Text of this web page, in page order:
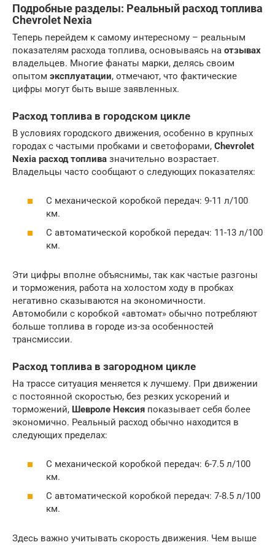
Подробные разделы: Реальный расход топлива
Chevrolet Nexia
Теперь перейдем к самому интересному – реальным
показателям расхода топлива, основываясь на отзывах
владельцев. Многие фанаты марки, делясь своим
опытом эксплуатации, отмечают, что фактические
цифры могут быть выше заявленных.
Расход топлива в городском цикле
В условиях городского движения, особенно в крупных
городах с частыми пробками и светофорами, Chevrolet
Nexia расход топлива значительно возрастает.
Владельцы часто сообщают о следующих показателях:
С механической коробкой передач: 9-11 л/100
км.
С автоматической коробкой передач: 11-13 л/100
км.
Эти цифры вполне объяснимы, так как частые разгоны
и торможения, работа на холостом ходу в пробках
негативно сказываются на экономичности.
Автомобили с коробкой «автомат» обычно потребляют
больше топлива в городе из-за особенностей
трансмиссии.
Расход топлива в загородном цикле
На трассе ситуация меняется к лучшему. При движении
с постоянной скоростью, без резких ускорений и
торможений, Шевроле Нексия показывает себя более
экономично. Реальный расход обычно находится в
следующих пределах:
С механической коробкой передач: 6-7.5 л/100
км.
С автоматической коробкой передач: 7-8.5 л/100
км.
Здесь важно учитывать скорость движения. Чем выше